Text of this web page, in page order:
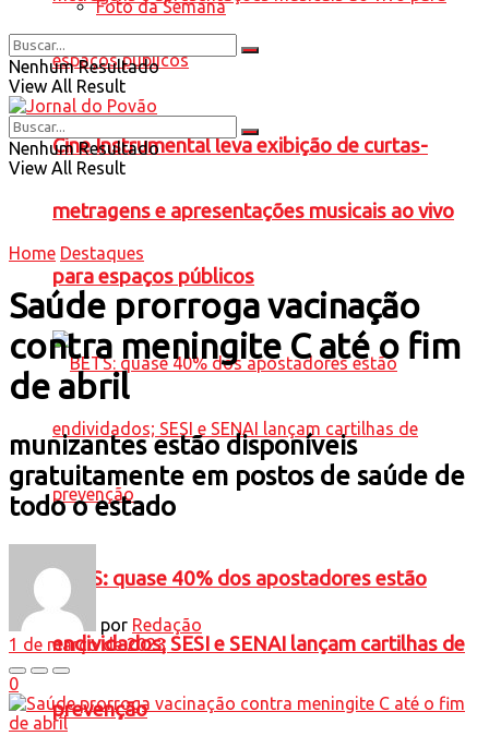
Cine Instrumental leva exibição de curtas-
metragens e apresentações musicais ao vivo
para espaços públicos
BETS: quase 40% dos apostadores estão
endividados; SESI e SENAI lançam cartilhas de
prevenção
Foto da Semana
Nenhum Resultado
View All Result
Nenhum Resultado
View All Result
Home Destaques
Saúde prorroga vacinação
contra meningite C até o fim
de abril
munizantes estão disponíveis
gratuitamente em postos de saúde de
todo o estado
por Redação
1 de março de 2023
0